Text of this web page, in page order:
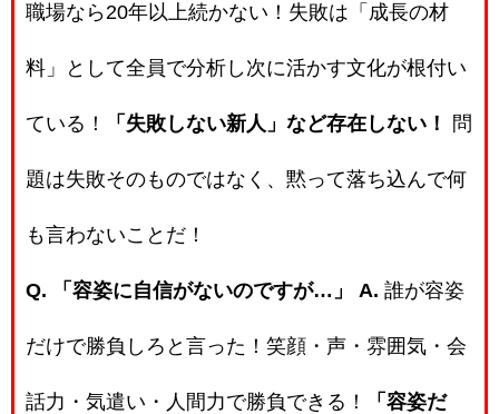
職場なら20年以上続かない！失敗は「成長の材
料」として全員で分析し次に活かす文化が根付い
ている！ 「失敗しない新人」など存在しない！ 問
題は失敗そのものではなく、黙って落ち込んで何
も言わないことだ！
Q. 「容姿に自信がないのですが…」 A. 誰が容姿
だけで勝負しろと言った！笑顔・声・雰囲気・会
話力・気遣い・人間力で勝負できる！ 「容姿だ